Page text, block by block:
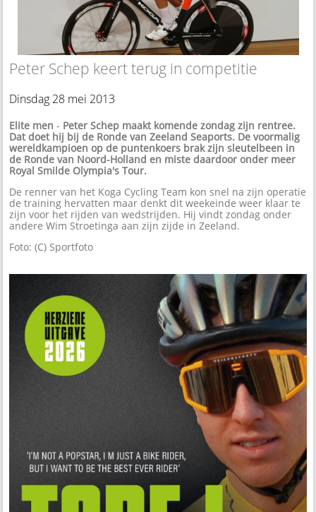
Peter Schep keert terug in competitie
Dinsdag 28 mei 2013
Elite men - Peter Schep maakt komende zondag zijn rentree.
Dat doet hij bij de Ronde van Zeeland Seaports. De voormalig
wereldkampioen op de puntenkoers brak zijn sleutelbeen in
de Ronde van Noord-Holland en miste daardoor onder meer
Royal Smilde Olympia's Tour.
De renner van het Koga Cycling Team kon snel na zijn operatie
de training hervatten maar denkt dit weekeinde weer klaar te
zijn voor het rijden van wedstrijden. Hij vindt zondag onder
andere Wim Stroetinga aan zijn zijde in Zeeland.
Foto: (C) Sportfoto